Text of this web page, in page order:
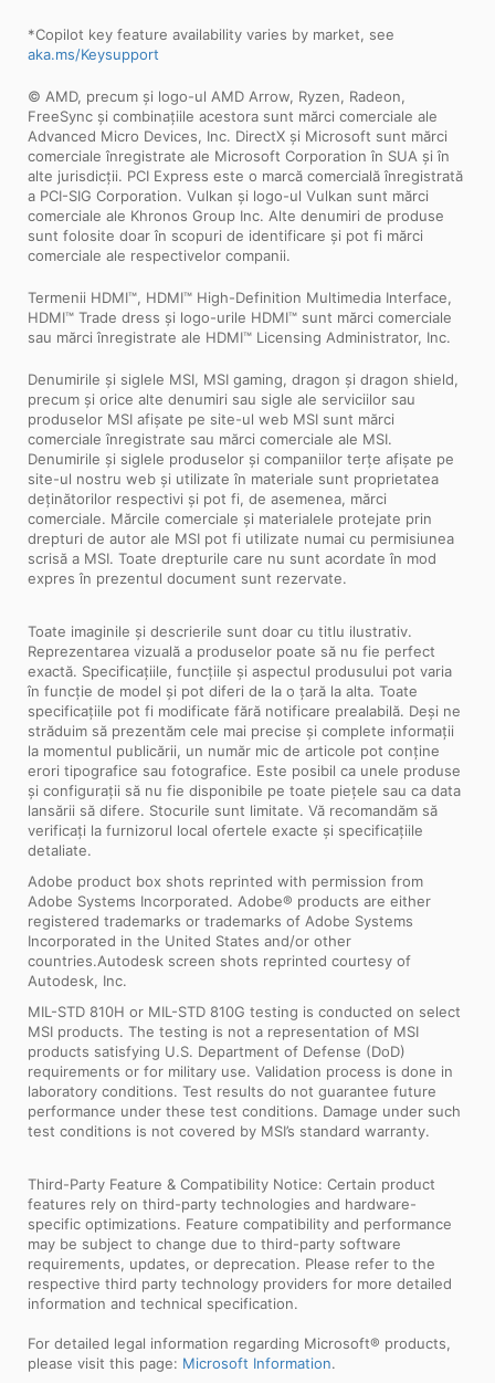
*Copilot key feature availability varies by market, see
aka.ms/Keysupport
© AMD, precum și logo-ul AMD Arrow, Ryzen, Radeon,
FreeSync și combinațiile acestora sunt mărci comerciale ale
Advanced Micro Devices, Inc. DirectX și Microsoft sunt mărci
comerciale înregistrate ale Microsoft Corporation în SUA și în
alte jurisdicții. PCI Express este o marcă comercială înregistrată
a PCI-SIG Corporation. Vulkan și logo-ul Vulkan sunt mărci
comerciale ale Khronos Group Inc. Alte denumiri de produse
sunt folosite doar în scopuri de identificare și pot fi mărci
comerciale ale respectivelor companii.
Termenii HDMI™, HDMI™ High-Definition Multimedia Interface,
HDMI™ Trade dress și logo-urile HDMI™ sunt mărci comerciale
sau mărci înregistrate ale HDMI™ Licensing Administrator, Inc.
Denumirile și siglele MSI, MSI gaming, dragon și dragon shield,
precum și orice alte denumiri sau sigle ale serviciilor sau
produselor MSI afișate pe site-ul web MSI sunt mărci
comerciale înregistrate sau mărci comerciale ale MSI.
Denumirile și siglele produselor și companiilor terțe afișate pe
site-ul nostru web și utilizate în materiale sunt proprietatea
deținătorilor respectivi și pot fi, de asemenea, mărci
comerciale. Mărcile comerciale și materialele protejate prin
drepturi de autor ale MSI pot fi utilizate numai cu permisiunea
scrisă a MSI. Toate drepturile care nu sunt acordate în mod
expres în prezentul document sunt rezervate.
Toate imaginile și descrierile sunt doar cu titlu ilustrativ.
Reprezentarea vizuală a produselor poate să nu fie perfect
exactă. Specificațiile, funcțiile și aspectul produsului pot varia
în funcție de model și pot diferi de la o țară la alta. Toate
specificațiile pot fi modificate fără notificare prealabilă. Deși ne
străduim să prezentăm cele mai precise și complete informații
la momentul publicării, un număr mic de articole pot conține
erori tipografice sau fotografice. Este posibil ca unele produse
și configurații să nu fie disponibile pe toate piețele sau ca data
lansării să difere. Stocurile sunt limitate. Vă recomandăm să
verificați la furnizorul local ofertele exacte și specificațiile
detaliate.
Adobe product box shots reprinted with permission from
Adobe Systems Incorporated. Adobe® products are either
registered trademarks or trademarks of Adobe Systems
Incorporated in the United States and/or other
countries.Autodesk screen shots reprinted courtesy of
Autodesk, Inc.
MIL-STD 810H or MIL-STD 810G testing is conducted on select
MSI products. The testing is not a representation of MSI
products satisfying U.S. Department of Defense (DoD)
requirements or for military use. Validation process is done in
laboratory conditions. Test results do not guarantee future
performance under these test conditions. Damage under such
test conditions is not covered by MSI’s standard warranty.
Third-Party Feature & Compatibility Notice: Certain product
features rely on third-party technologies and hardware-
specific optimizations. Feature compatibility and performance
may be subject to change due to third-party software
requirements, updates, or deprecation. Please refer to the
respective third party technology providers for more detailed
information and technical specification.
For detailed legal information regarding Microsoft® products,
please visit this page: Microsoft Information.